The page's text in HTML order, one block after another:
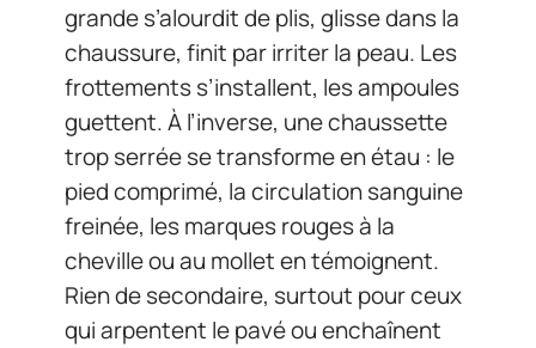
grande s’alourdit de plis, glisse dans la
chaussure, finit par irriter la peau. Les
frottements s’installent, les ampoules
guettent. À l’inverse, une chaussette
trop serrée se transforme en étau : le
pied comprimé, la circulation sanguine
freinée, les marques rouges à la
cheville ou au mollet en témoignent.
Rien de secondaire, surtout pour ceux
qui arpentent le pavé ou enchaînent